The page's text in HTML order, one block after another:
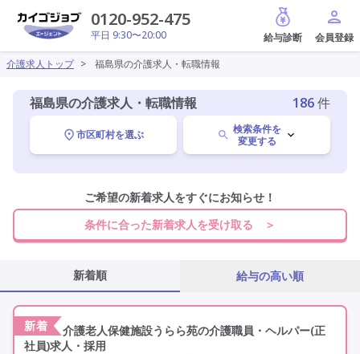
0120-952-475
平日 9:30〜20:00
給与診断
介護求人トップ > 福島県の介護求人・転職情報
福島県の介護求人・転職情報 186件
市区町村を選ぶ
検索条件を
変更する
福島県 変更
施設形態を選ぶ
ご希望の新着求人をすぐにお知らせ！
条件に合った新着求人を受け取る ＞
新着順 給与の高い順
新着
介護老人保健施設うらら苑の介護職員・ヘルパー(正
社員)求人・採用